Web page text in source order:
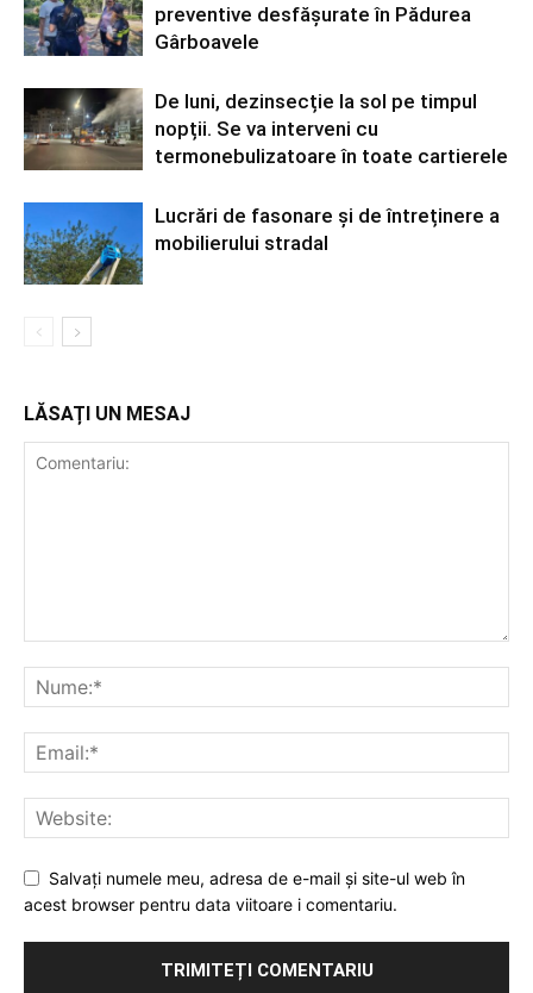
preventive desfășurate în Pădurea
Gârboavele
De luni, dezinsecție la sol pe timpul
nopții. Se va interveni cu
termonebulizatoare în toate cartierele
Lucrări de fasonare și de întreținere a
mobilierului stradal
LĂSAȚI UN MESAJ
Salvați numele meu, adresa de e-mail și site-ul web în
acest browser pentru data viitoare i comentariu.